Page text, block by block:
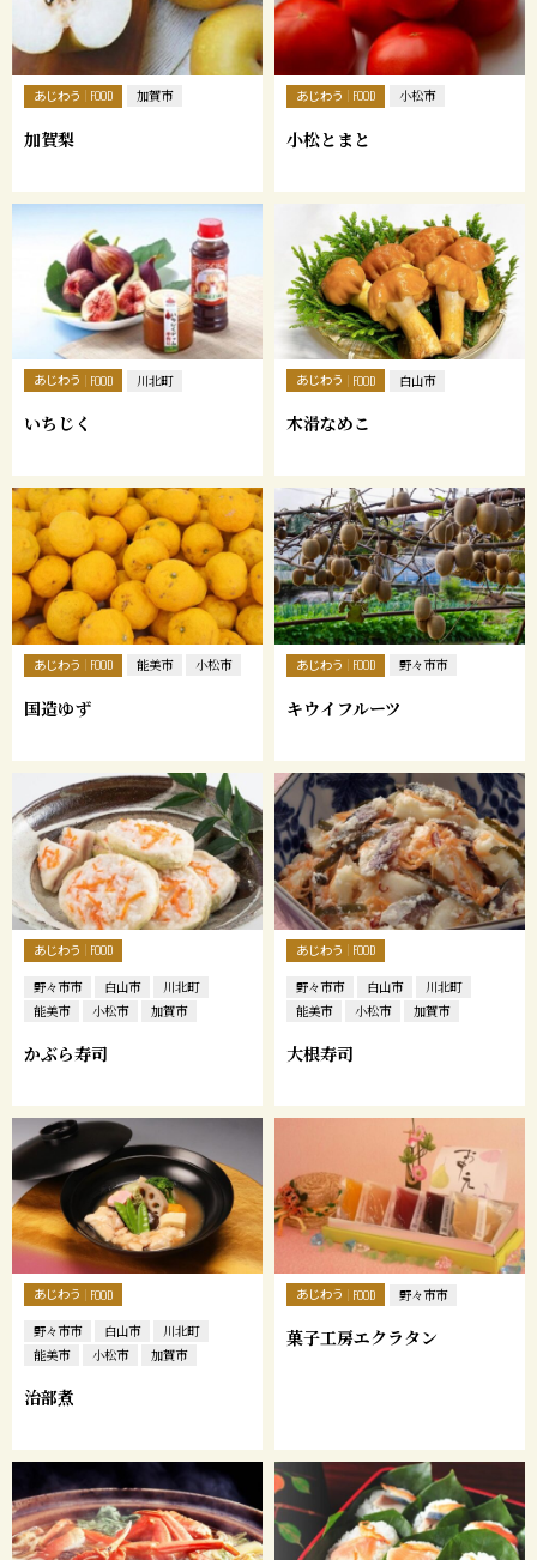
あじわう FOOD 加賀市
加賀梨
あじわう FOOD 小松市
小松とまと
あじわう FOOD 川北町
いちじく
あじわう FOOD 白山市
木滑なめこ
あじわう FOOD 能美市 小松市
国造ゆず
あじわう FOOD 野々市市
キウイフルーツ
あじわう FOOD
野々市市 白山市
川北町
能美市
小松市 加賀市
かぶら寿司
あじわう FOOD
野々市市 白山市
川北町
能美市
小松市 加賀市
大根寿司
あじわう FOOD
野々市市 白山市
川北町
能美市
小松市 加賀市
治部煮
あじわう FOOD 野々市市
菓子工房エクラタン